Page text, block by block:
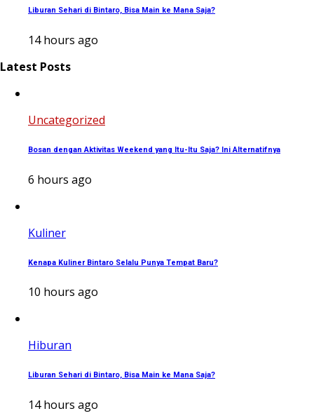
Liburan Sehari di Bintaro, Bisa Main ke Mana Saja?
14 hours ago
Latest Posts
Uncategorized
Bosan dengan Aktivitas Weekend yang Itu-Itu Saja? Ini Alternatifnya
6 hours ago
Kuliner
Kenapa Kuliner Bintaro Selalu Punya Tempat Baru?
10 hours ago
Hiburan
Liburan Sehari di Bintaro, Bisa Main ke Mana Saja?
14 hours ago